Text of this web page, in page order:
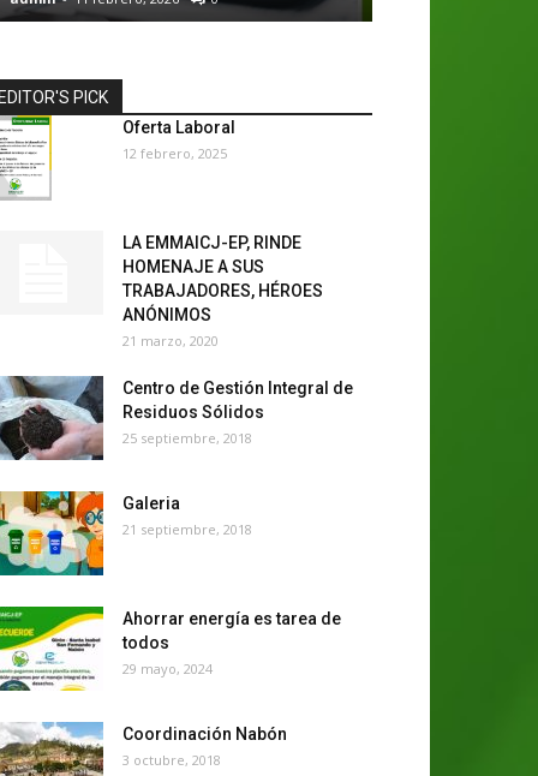
EDITOR'S PICK
Oferta Laboral
12 febrero, 2025
LA EMMAICJ-EP, RINDE
HOMENAJE A SUS
TRABAJADORES, HÉROES
ANÓNIMOS
21 marzo, 2020
Centro de Gestión Integral de
Residuos Sólidos
25 septiembre, 2018
Galeria
21 septiembre, 2018
Ahorrar energía es tarea de
todos
29 mayo, 2024
Coordinación Nabón
3 octubre, 2018